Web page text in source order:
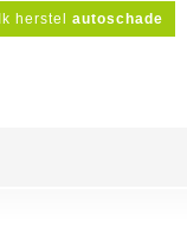
Ik herstel autoschade